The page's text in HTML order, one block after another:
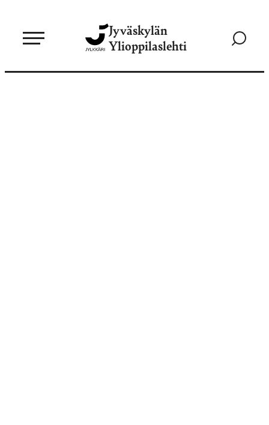
sisältöön
Jyväskylän
Ylioppilaslehti
Siirry